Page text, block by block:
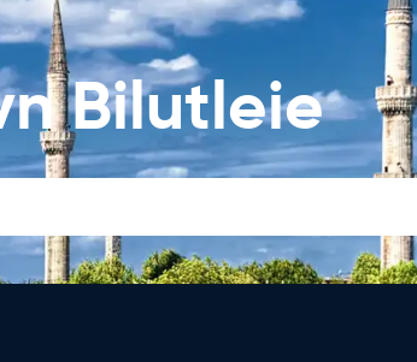
Bilutleie